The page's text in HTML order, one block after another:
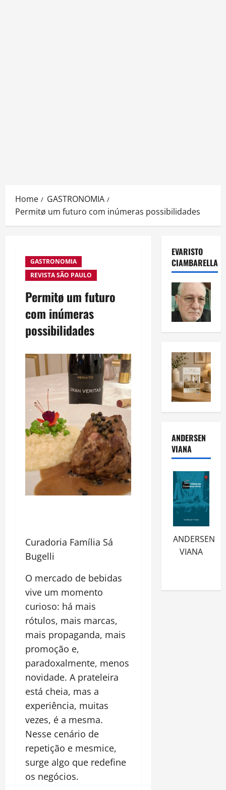
Home
GASTRONOMIA
Permitø um futuro com inúmeras possibilidades
GASTRONOMIA
REVISTA SÃO PAULO
Permitø um futuro
com inúmeras
possibilidades
Curadoria Família Sá
Bugelli
O mercado de bebidas
vive um momento
curioso: há mais
rótulos, mais marcas,
mais propaganda, mais
promoção e,
paradoxalmente, menos
novidade. A prateleira
está cheia, mas a
experiência, muitas
vezes, é a mesma.
Nesse cenário de
repetição e mesmice,
surge algo que redefine
os negócios.
EVARISTO
CIAMBARELLA
ANDERSEN
VIANA
ANDERSEN
VIANA